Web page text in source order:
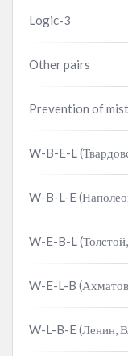
Logic-3
Other pairs
Prevention of
W-B-E-L
W-B-L-E
W-E-B-L
W-E-L-B
W-L-B-E (Ленин,